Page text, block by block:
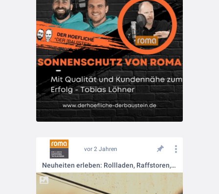
vor 2 Jahren
Neuheiten erleben: Rollladen, Raffstoren, Textilscreens auf der Messe R+T